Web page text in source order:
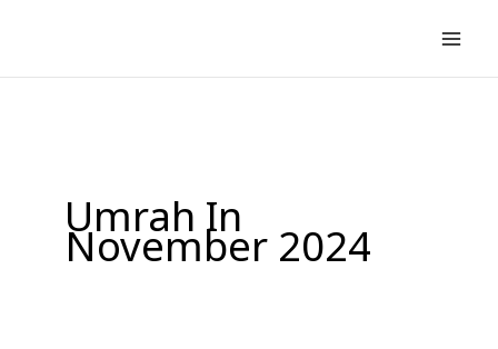
konten
Umrah In
November 2024